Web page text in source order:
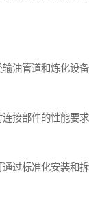
油管道和炼化设备
接部件的性能要求
过标准化安装和拆